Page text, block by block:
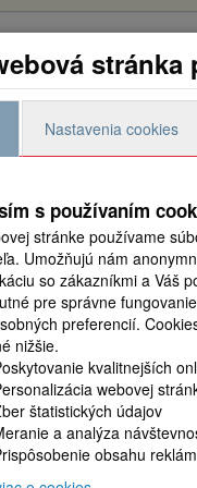
Prihlásiť
NOVINKY
PRODUKTY
Podľa názvu
Nastavenia cookies
s používaním
stránke používame
Umožňujú nám
so zákazníkmi a Váš
pre správne
preferencií.
nižšie.
kvalitnejších
webovej
štatistických údajov
a analýza
obsahu reklám